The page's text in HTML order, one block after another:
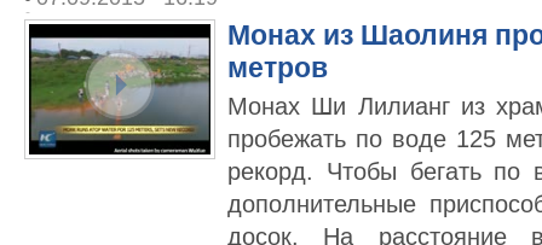
Монах из Шаолиня
метров
Монах Ши Лилианг из
пробежать по воде 125
рекорд. Чтобы бегать по
дополнительные
досок. На расстояние